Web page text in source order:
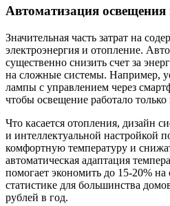
Автоматизация
Значительная часть затрат на
электроэнергия и отопление.
существенно снизить счет за
на сложные системы. Например,
лампы с управлением через
чтобы освещение работало
Что касается отопления, дизайн
и интеллектуальной настройкой
комфортную температуру и
автоматическая адаптация
помогает экономить до 15-20%
статистике для большинства
рублей в год.